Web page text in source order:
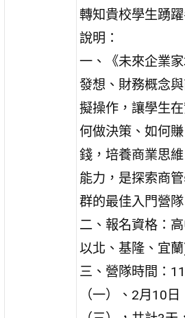
轉知貴校學生踴躍
說明：
一、《未來企業
發想、財務概念
擬操作，讓學生
何做決策、如何賺
錢，培養商業思
能力，是探索商
群的最佳入門營隊
二、報名資格：
以北、基隆、宜
三、營隊時間：
（一）、2月10